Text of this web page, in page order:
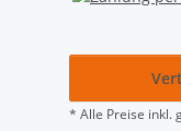
* Alle Preise inkl.